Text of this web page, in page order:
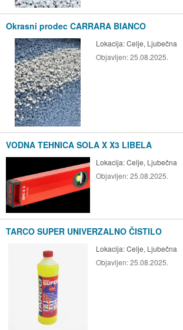
Okrasni prodec CARRARA BIANCO
Lokacija:Celje, Ljubečna
Objavljen:25.08.2025.
VODNA TEHNICA SOLA X X3 LIBELA
Lokacija:Celje, Ljubečna
Objavljen:25.08.2025.
TARCO SUPER UNIVERZALNO ČISTILO
Lokacija:Celje, Ljubečna
Objavljen:25.08.2025.